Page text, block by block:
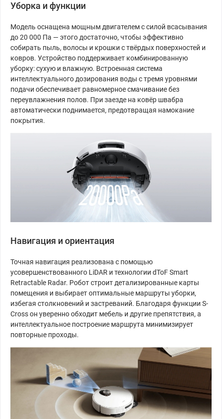
Уборка и функции
Модель оснащена мощным двигателем с силой всасывания
до 20 000 Па — этого достаточно, чтобы эффективно
собирать пыль, волосы и крошки с твёрдых поверхностей и
ковров. Устройство поддерживает комбинированную
уборку: сухую и влажную. Встроенная система
интеллектуального дозирования воды с тремя уровнями
подачи обеспечивает равномерное смачивание без
переувлажнения полов. При заезде на ковёр швабра
автоматически поднимается, предотвращая намокание
покрытия.
Навигация и ориентация
Точная навигация реализована с помощью
усовершенствованного LiDAR и технологии dToF Smart
Retractable Radar. Робот строит детализированные карты
помещения и выбирает оптимальные маршруты уборки,
избегая столкновений и застреваний. Благодаря функции S-
Cross он уверенно обходит мебель и другие препятствия, а
интеллектуальное построение маршрута минимизирует
повторные проходы.